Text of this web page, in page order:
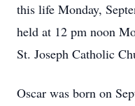
this life Monday,
held at 12 pm noon
St. Joseph Catholic
Oscar was born on